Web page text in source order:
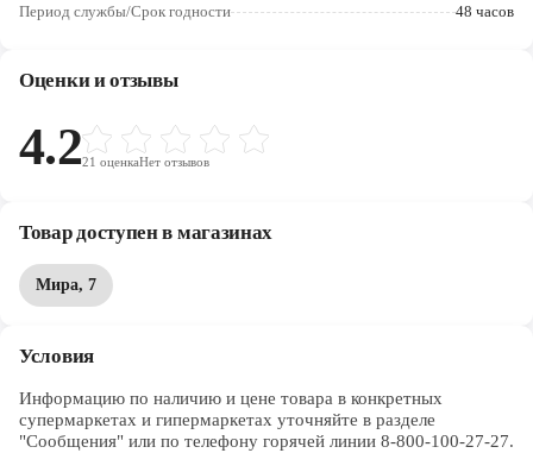
Период службы/Срок годности 48 часов
Оценки и отзывы
4.221 оценкаНет отзывов
Товар доступен в магазинах
Мира, 7
Условия
Информацию по наличию и цене товара в конкретных
супермаркетах и гипермаркетах уточняйте в разделе
"Сообщения" или по телефону горячей линии 8-800-100-27-27.